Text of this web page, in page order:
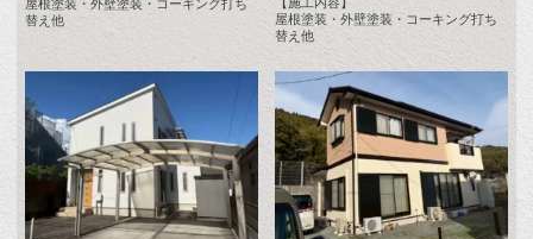
屋根塗装・外壁塗装・コーキング打ち
替え他
屋根塗装・外壁塗装・コーキング打ち
替え他